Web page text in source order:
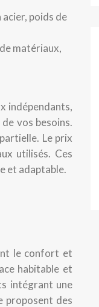
poids de
matériaux,
indépendants,
vos besoins.
Le prix
utilisés. Ces
et adaptable.
le confort et
habitable et
intégrant une
proposent des